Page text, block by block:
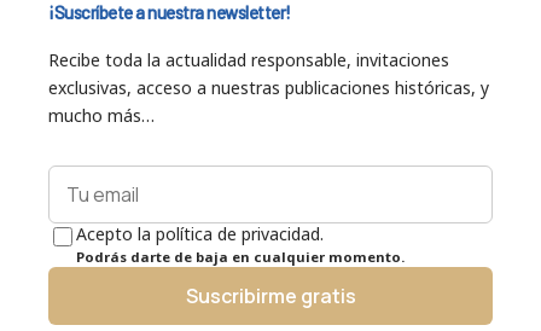
¡Suscríbete a nuestra newsletter!
Recibe toda la actualidad responsable, invitaciones
exclusivas, acceso a nuestras publicaciones históricas, y
mucho más…
Acepto la política de privacidad.
Podrás darte de baja en cualquier momento.
Suscribirme gratis